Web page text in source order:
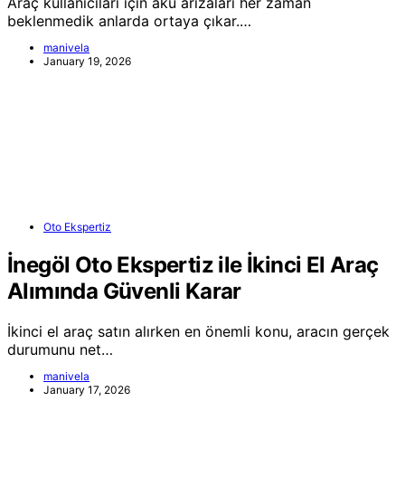
beklenmedik anlarda ortaya çıkar.…
manivela
January 19, 2026
Oto Ekspertiz
İnegöl Oto Ekspertiz ile İkinci El Araç
Alımında Güvenli Karar
İkinci el araç satın alırken en önemli konu, aracın gerçek
durumunu net…
manivela
January 17, 2026